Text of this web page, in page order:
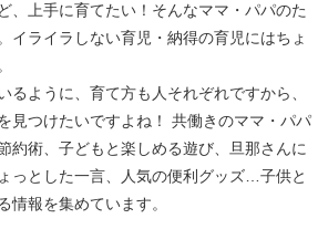
、上手に育てたい！そんなママ・パパのた
イライラしない育児・納得の育児にはちょ
るように、育て方も人それぞれですから、
見つけたいですよね！ 共働きのママ・パパ
約術、子どもと楽しめる遊び、旦那さんに
っとした一言、人気の便利グッズ…子供と
情報を集めています。